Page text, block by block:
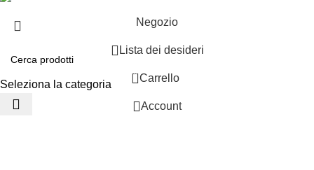
Seleziona la categoria
Negozio
Lista dei desideri
0 Carrello
Account